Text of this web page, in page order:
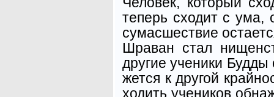
теперь сходит с ума,
сумасше­ствие
Шраван стал
другие ученики
жется к другой
ходить учеников